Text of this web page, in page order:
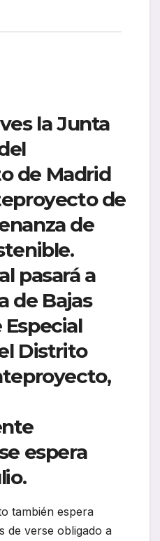
la Junta
de Madrid
de
de
pasará a
de Bajas
Especial
Distrito
espera
también espera
de verse obligado a